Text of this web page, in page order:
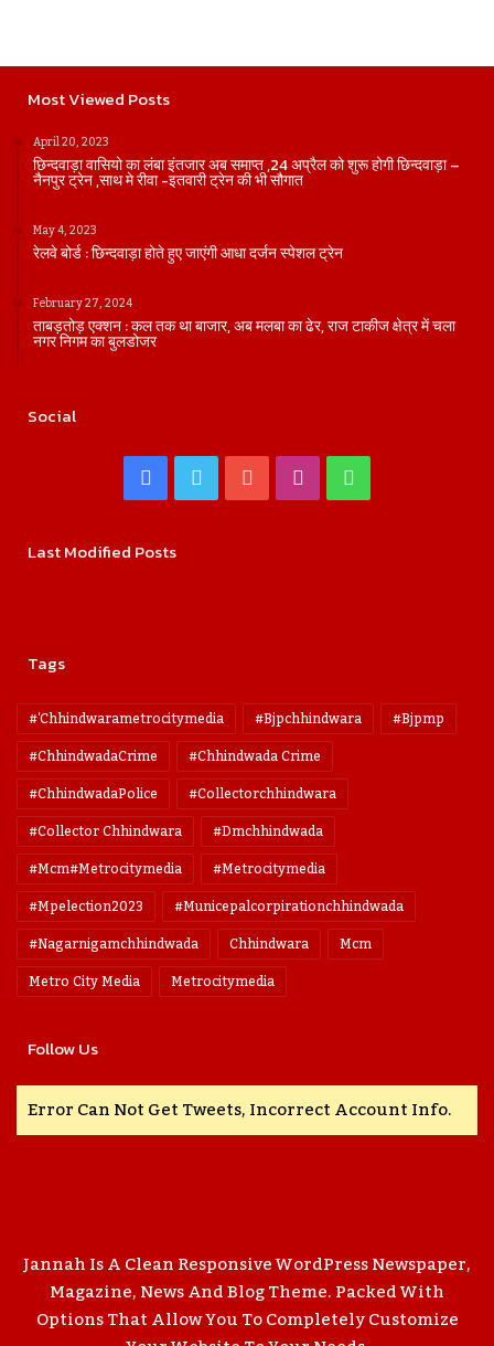
Most Viewed Posts
April 20, 2023
छिन्दवाड़ा वासियो का लंबा इंतजार अब समाप्त ,24 अप्रैल को शुरू होगी छिन्दवाड़ा –
नैनपुर ट्रेन ,साथ मे रीवा -इतवारी ट्रेन की भी सौगात
May 4, 2023
रेलवे बोर्ड : छिन्दवाड़ा होते हुए जाएंगी आधा दर्जन स्पेशल ट्रेन
February 27, 2024
ताबड़तोड़ एक्शन : कल तक था बाजार, अब मलबा का ढेर, राज टाकीज क्षेत्र में चला
नगर निगम का बुलडोजर
Social
Facebook
Twitter YouTubeInstagram
Last Modified Posts
Tags
#'chhindwarametrocitymedia #bjpchhindwara
#bjpmp
#ChhindwadaCrime
#Chhindwada Crime
#ChhindwadaPolice
#collectorchhindwara
#collector Chhindwara
#dmchhindwada
#mcm#metrocitymedia
#metrocitymedia
#mpelection2023
#municepalcorpirationchhindwada
#nagarnigamchhindwada
Chhindwara
Mcm
Metro City Media
Metrocitymedia
Follow Us
Error Can Not Get Tweets, Incorrect Account Info.
Jannah Is A Clean Responsive WordPress Newspaper,
Magazine, News And Blog Theme. Packed With
Options That Allow You To Completely Customize